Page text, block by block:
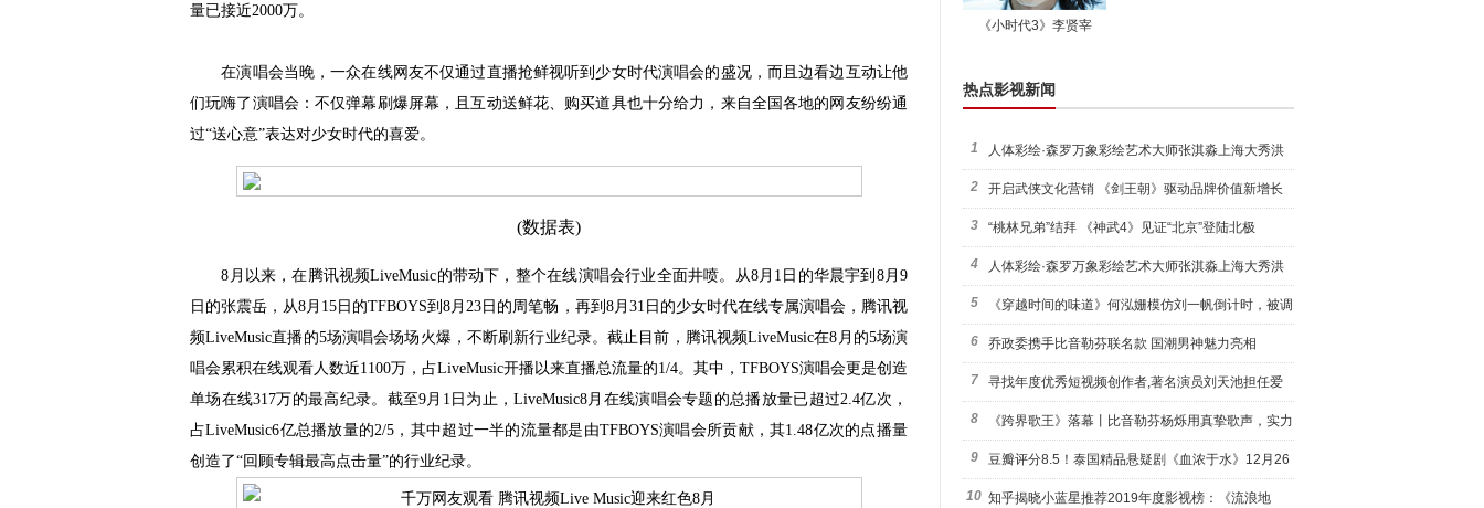
量已接近2000万。
在演唱会当晚，一众在线网友不仅通过直播抢鲜视听到少女时代演唱会的盛况，而且边看边互动让他
们玩嗨了演唱会：不仅弹幕刷爆屏幕，且互动送鲜花、购买道具也十分给力，来自全国各地的网友纷纷通
过“送心意”表达对少女时代的喜爱。
(数据表)
8月以来，在腾讯视频LiveMusic的带动下，整个在线演唱会行业全面井喷。从8月1日的华晨宇到8月9
日的张震岳，从8月15日的TFBOYS到8月23日的周笔畅，再到8月31日的少女时代在线专属演唱会，腾讯视
频LiveMusic直播的5场演唱会场场火爆，不断刷新行业纪录。截止目前，腾讯视频LiveMusic在8月的5场演
唱会累积在线观看人数近1100万，占LiveMusic开播以来直播总流量的1/4。其中，TFBOYS演唱会更是创造
单场在线317万的最高纪录。截至9月1日为止，LiveMusic8月在线演唱会专题的总播放量已超过2.4亿次，
占LiveMusic6亿总播放量的2/5，其中超过一半的流量都是由TFBOYS演唱会所贡献，其1.48亿次的点播量
创造了“回顾专辑最高点击量”的行业纪录。
《小时代3》李贤宰
热点影视新闻
1 人体彩绘·森罗万象彩绘艺术大师张淇淼上海大秀洪
荒宇宙
2 开启武侠文化营销 《剑王朝》驱动品牌价值新增长
3 “桃林兄弟”结拜 《神武4》见证“北京”登陆北极
4 人体彩绘·森罗万象彩绘艺术大师张淇淼上海大秀洪
荒宇宙
5 《穿越时间的味道》何泓姗模仿刘一帆倒计时，被调
侃“学人
6 乔政委携手比音勒芬联名款 国潮男神魅力亮相
7 寻找年度优秀短视频创作者,著名演员刘天池担任爱
奇艺号"奇
8 《跨界歌王》落幕丨比音勒芬杨烁用真挚歌声，实力
圈粉!
9 豆瓣评分8.5！泰国精品悬疑剧《血浓于水》12月26
日西瓜视
10 知乎揭晓小蓝星推荐2019年度影视榜：《流浪地